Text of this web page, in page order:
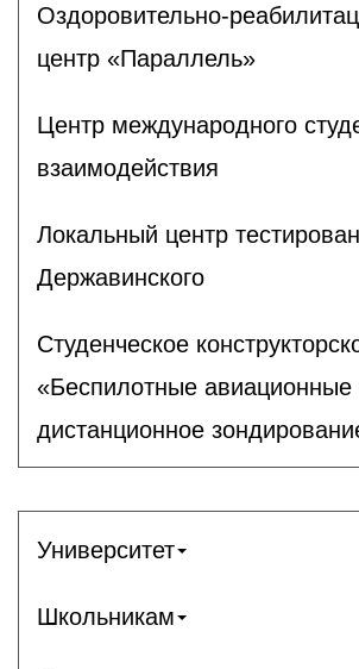
Оздоровительно-
центр «Параллель»
Центр международного
взаимодействия
Локальный центр
Державинского
Студенческое
«Беспилотные авиационные
дистанционное
Университет
Школьникам